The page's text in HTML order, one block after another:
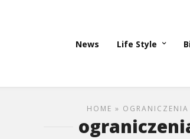
News Life Style
HOME » OGRANICZENIA